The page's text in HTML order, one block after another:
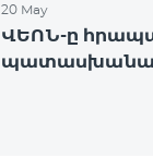
20 May
ՎԵՈՆ-ը